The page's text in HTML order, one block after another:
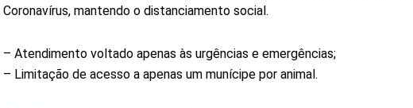
Coronavírus, mantendo o distanciamento social.
– Atendimento voltado apenas às urgências e emergências;
– Limitação de acesso a apenas um munícipe por animal.